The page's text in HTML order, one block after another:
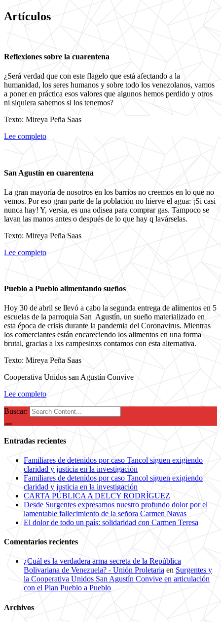
Artículos
Reflexiones sobre la cuarentena
¿Será verdad que con este flagelo que está afectando a la
humanidad, los seres humanos y sobre todo los venezolanos, vamos
a poner en práctica esos valores que algunos hemos perdido y otros
ni siquiera sabemos si los tenemos?
Texto: Mireya Peña Saas
Lee completo
San Agustín en cuarentena
La gran mayoría de nosotros en los barrios no creemos en lo que no
vemos. Por eso gran parte de la población no hierve el agua: ¡Si casi
nunca hay! Y, versia, es una odisea para comprar gas. Tampoco se
lavan las manos antes o después de lo que hay q lavárselas.
Texto: Mireya Peña Saas
Lee completo
Pueblo a Pueblo alimentando sueños
Hoy 30 de abril se llevó a cabo la segunda entrega de alimentos en 5
escuelas de la parroquia San Agustín, un sueño materializado en
esta época de crisis durante la pandemia del Coronavirus. Mientras
los comerciantes están encareciendo los alimentos en una forma
brutal, gracias a lxs campesinxs contamos con esta alternativa.
Texto: Mireya Peña Saas
Cooperativa Unidos san Agustín Convive
Lee completo
Buscar:
Entradas recientes
Familiares de detenidos por caso Tancol siguen exigiendo
claridad y justicia en la investigación
Familiares de detenidos por caso Tancol siguen exigiendo
claridad y justicia en la investigación
CARTA PÚBLICA A DELCY RODRÍGUEZ
Desde Surgentes expresamos nuestro profundo dolor por el
lamentable fallecimiento de la señora Carmen Navas
El dolor de todo un país: solidaridad con Carmen Teresa
Comentarios recientes
¿Cuál es la verdadera arma secreta de la República
Bolivariana de Venezuela? - Unión Proletaria en Surgentes y
la Cooperativa Unidos San Agustín Convive en articulación
con el Plan Pueblo a Pueblo
Archivos